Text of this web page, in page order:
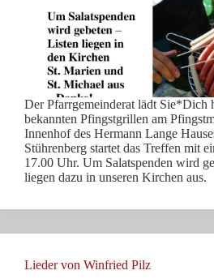
Der Pfarrgemeinderat lädt Sie*Dich
bekannten Pfingstgrillen am
Innenhof des Hermann Lange
Stührenberg startet das Treffen mit
17.00 Uhr. Um Salatspenden wird
liegen dazu in unseren Kirchen aus.
Lieder von Winfried Pilz